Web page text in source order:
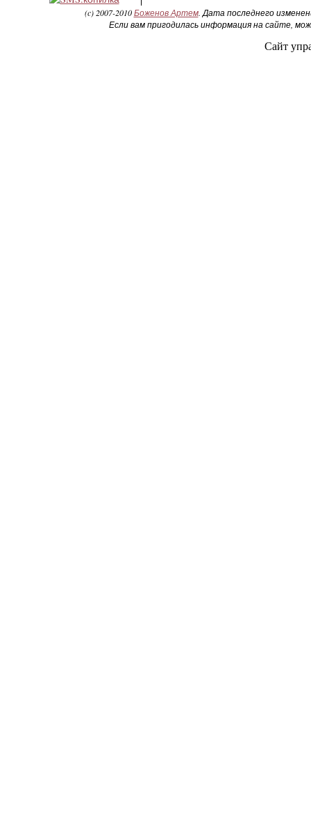
(c) 2007-2010Боженов Артем. Дата последнего
Если вам пригодилась информация на сайте,
Сайт